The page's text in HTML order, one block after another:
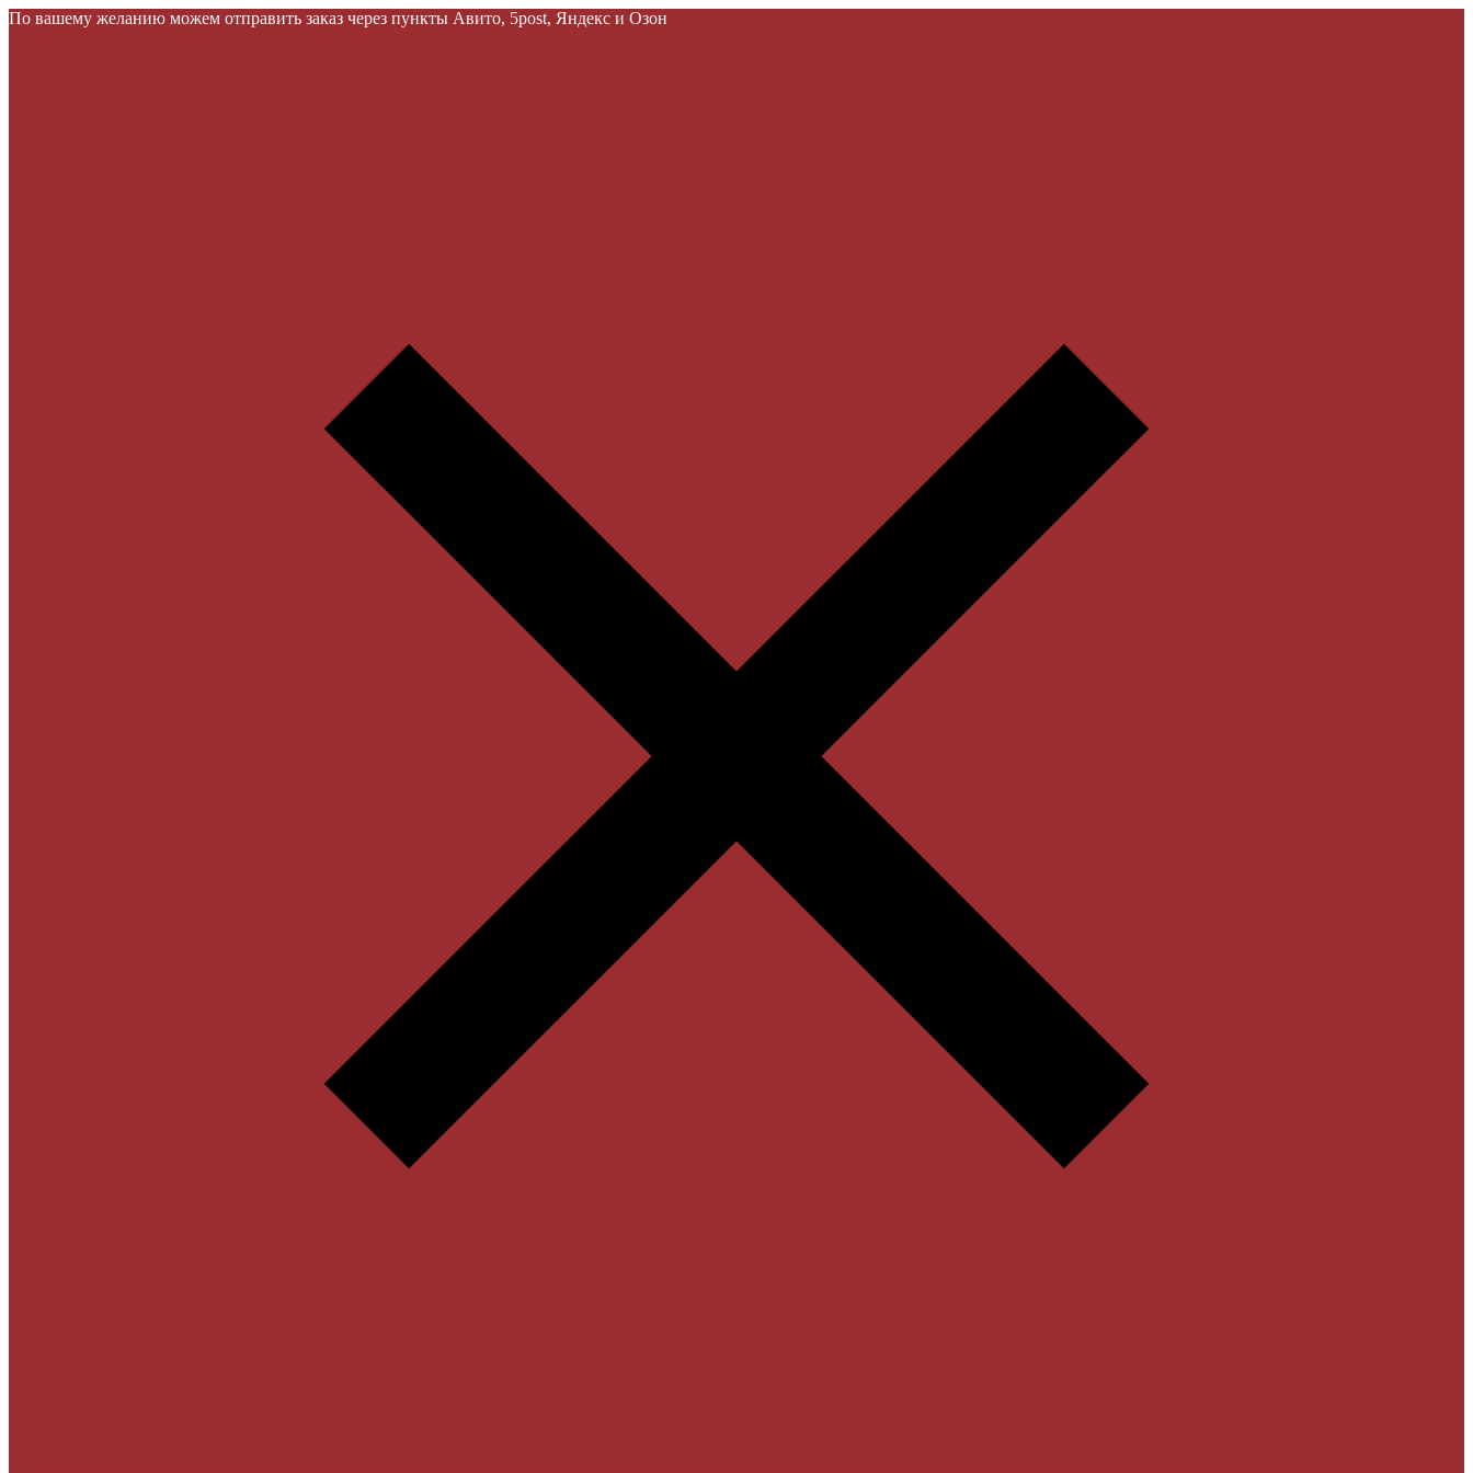
По вашему желанию можем отправить заказ через пункты Авито, 5post, Яндекс и Озон